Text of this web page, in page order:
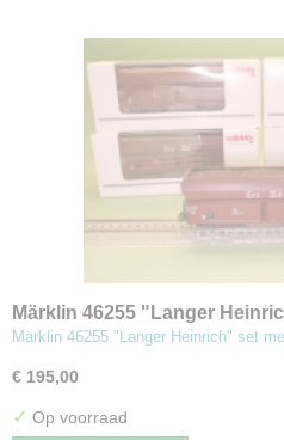
Märklin 46255 "Langer
Märklin 46255 "Langer Heinrich" set
€ 195,00
✓ Op voorraad